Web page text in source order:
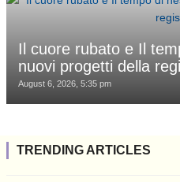
Il cuore rubato e Il
nuovi progetti della
August 6, 2026, 5:35 pm
TRENDING ARTICLES